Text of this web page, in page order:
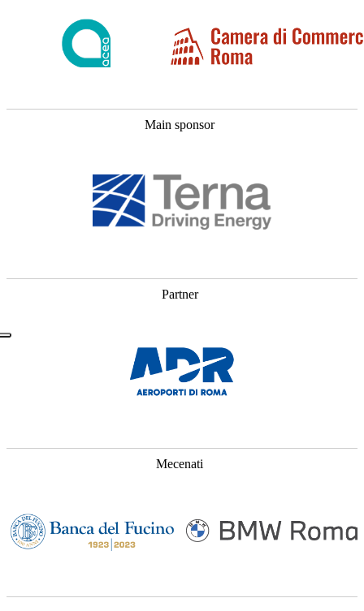
Main sponsor
Partner
Mecenati